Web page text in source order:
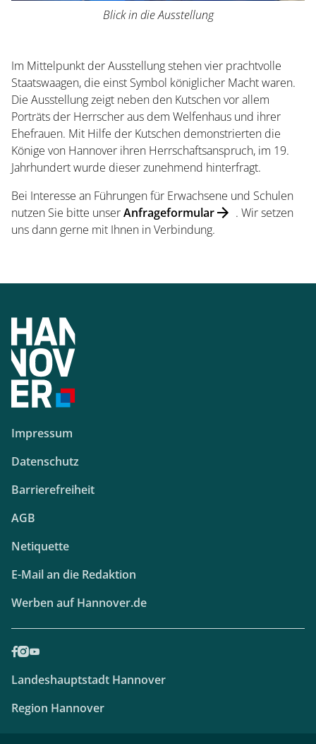
Startseite
Ticketshop
Blick in die Ausstellung
Im Mittelpunkt der Ausstellung stehen vier prachtvolle
Staatswaagen, die einst Symbol königlicher Macht waren.
Die Ausstellung zeigt neben den Kutschen vor allem
Porträts der Herrscher aus dem Welfenhaus und ihrer
Ehefrauen. Mit Hilfe der Kutschen demonstrierten die
Könige von Hannover ihren Herrschaftsanspruch, im 19.
Jahrhundert wurde dieser zunehmend hinterfragt.
Bei Interesse an Führungen für Erwachsene und Schulen
nutzen Sie bitte unserAnfrageformular
. Wir setzen
uns dann gerne mit Ihnen in Verbindung.
Impressum
Datenschutz
Barrierefreiheit
AGB
Netiquette
E-Mail an die Redaktion
Werben auf Hannover.de
Landeshauptstadt Hannover
Region Hannover